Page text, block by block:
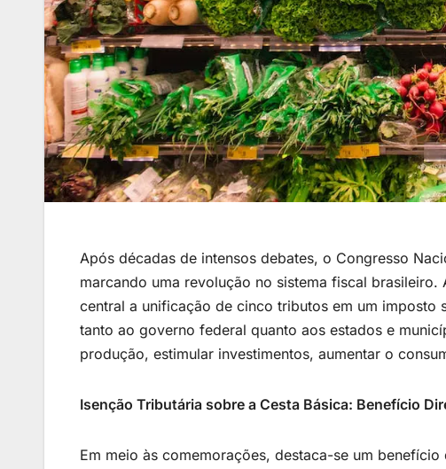
Após décadas de intensos debates, o Congresso
marcando uma revolução no sistema fiscal brasileiro.
central a unificação de cinco tributos em um
tanto ao governo federal quanto aos estados e
produção, estimular investimentos, aumentar o
Isenção Tributária sobre a Cesta Básica: Benefício
Em meio às comemorações, destaca-se um